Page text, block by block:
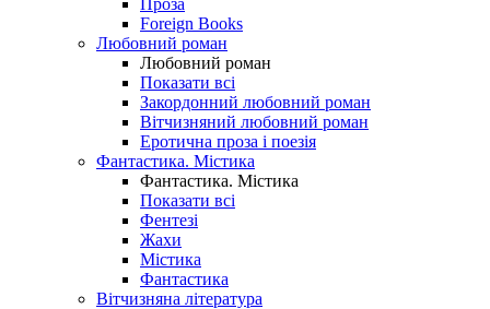
Проза
Foreign Books
Любовний роман
Любовний роман
Показати всі
Закордонний любовний роман
Вітчизняний любовний роман
Еротична проза і поезія
Фантастика. Містика
Фантастика. Містика
Показати всі
Фентезі
Жахи
Містика
Фантастика
Вітчизняна література